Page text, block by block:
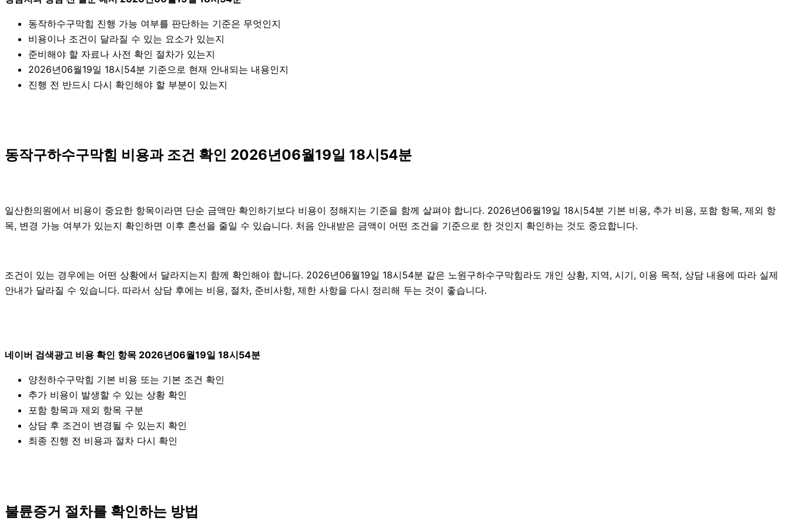
동작하수구막힘 진행 가능 여부를 판단하는 기준은 무엇인지
비용이나 조건이 달라질 수 있는 요소가 있는지
준비해야 할 자료나 사전 확인 절차가 있는지
2026년06월19일 18시54분 기준으로 현재 안내되는 내용인지
진행 전 반드시 다시 확인해야 할 부분이 있는지
동작구하수구막힘 비용과 조건 확인 2026년06월19일 18시54분
일산한의원에서 비용이 중요한 항목이라면 단순 금액만 확인하기보다 비용이 정해지는 기준을 함께 살펴야 합니다. 2026년06월19일 18시54분 기본 비용, 추가 비용, 포함 항목, 제외 항
목, 변경 가능 여부가 있는지 확인하면 이후 혼선을 줄일 수 있습니다. 처음 안내받은 금액이 어떤 조건을 기준으로 한 것인지 확인하는 것도 중요합니다.
조건이 있는 경우에는 어떤 상황에서 달라지는지 함께 확인해야 합니다. 2026년06월19일 18시54분 같은 노원구하수구막힘라도 개인 상황, 지역, 시기, 이용 목적, 상담 내용에 따라 실제
안내가 달라질 수 있습니다. 따라서 상담 후에는 비용, 절차, 준비사항, 제한 사항을 다시 정리해 두는 것이 좋습니다.
네이버 검색광고 비용 확인 항목 2026년06월19일 18시54분
양천하수구막힘 기본 비용 또는 기본 조건 확인
추가 비용이 발생할 수 있는 상황 확인
포함 항목과 제외 항목 구분
상담 후 조건이 변경될 수 있는지 확인
최종 진행 전 비용과 절차 다시 확인
불륜증거 절차를 확인하는 방법